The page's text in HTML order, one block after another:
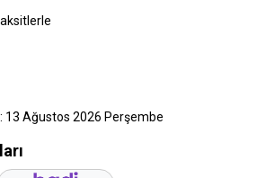
: 13 Ağustos 2026 Perşembe